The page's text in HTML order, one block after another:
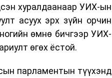
хуралдаанаар УИХ-ын
асуух эрх зүйн орчин
өмнө бичгээр УИХ-
өгөх ёстой.
парламентын түүхэнд